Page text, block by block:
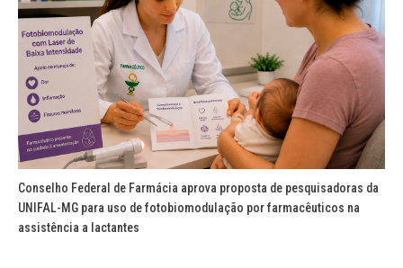
Conselho Federal de Farmácia aprova proposta de pesquisadoras da
UNIFAL-MG para uso de fotobiomodulação por farmacêuticos na
assistência a lactantes